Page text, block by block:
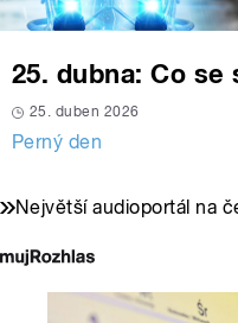
25. dubna: Co
25. duben 2026
Perný den
Největší audioportál na